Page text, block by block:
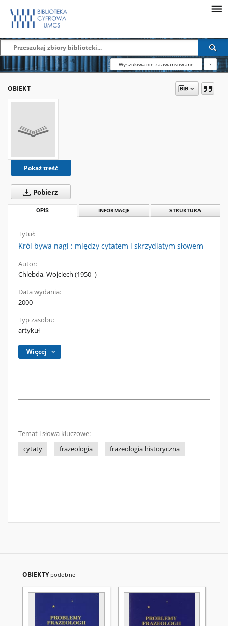
Wyszukiwanie zaawansowane ?
OBIEKT
Pokaż treść
Pobierz
OPIS INFORMACJE STRUKTURA
Tytuł:
Król bywa nagi : między cytatem i skrzydlatym słowem
Autor:
Chlebda, Wojciech (1950- )
Data wydania:
2000
Typ zasobu:
artykuł
Więcej
Temat i słowa kluczowe:
cytaty
frazeologia frazeologia historyczna
OBIEKTY podobne